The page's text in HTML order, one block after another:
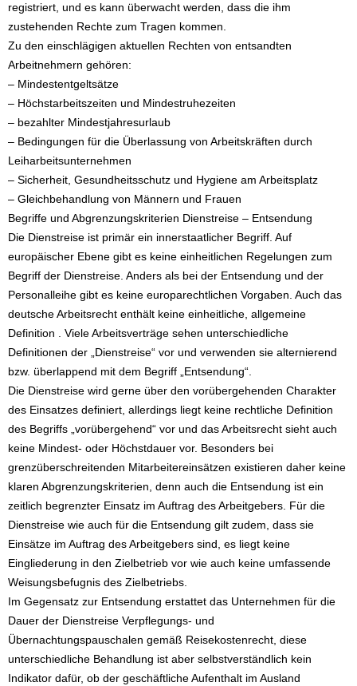
registriert, und es kann überwacht werden, dass die ihm
zustehenden Rechte zum Tragen kommen.
Zu den einschlägigen aktuellen Rechten von entsandten
Arbeitnehmern gehören:
– Mindestentgeltsätze
– Höchstarbeitszeiten und Mindestruhezeiten
– bezahlter Mindestjahresurlaub
– Bedingungen für die Überlassung von Arbeitskräften durch
Leiharbeitsunternehmen
– Sicherheit, Gesundheitsschutz und Hygiene am Arbeitsplatz
– Gleichbehandlung von Männern und Frauen
Begriffe und Abgrenzungskriterien Dienstreise – Entsendung
Die Dienstreise ist primär ein innerstaatlicher Begriff. Auf
europäischer Ebene gibt es keine einheitlichen Regelungen zum
Begriff der Dienstreise. Anders als bei der Entsendung und der
Personalleihe gibt es keine europarechtlichen Vorgaben. Auch das
deutsche Arbeitsrecht enthält keine einheitliche, allgemeine
Definition . Viele Arbeitsverträge sehen unterschiedliche
Definitionen der „Dienstreise“ vor und verwenden sie alternierend
bzw. überlappend mit dem Begriff „Entsendung“.
Die Dienstreise wird gerne über den vorübergehenden Charakter
des Einsatzes definiert, allerdings liegt keine rechtliche Definition
des Begriffs „vorübergehend“ vor und das Arbeitsrecht sieht auch
keine Mindest- oder Höchstdauer vor. Besonders bei
grenzüberschreitenden Mitarbeitereinsätzen existieren daher keine
klaren Abgrenzungskriterien, denn auch die Entsendung ist ein
zeitlich begrenzter Einsatz im Auftrag des Arbeitgebers. Für die
Dienstreise wie auch für die Entsendung gilt zudem, dass sie
Einsätze im Auftrag des Arbeitgebers sind, es liegt keine
Eingliederung in den Zielbetrieb vor wie auch keine umfassende
Weisungsbefugnis des Zielbetriebs.
Im Gegensatz zur Entsendung erstattet das Unternehmen für die
Dauer der Dienstreise Verpflegungs- und
Übernachtungspauschalen gemäß Reisekostenrecht, diese
unterschiedliche Behandlung ist aber selbstverständlich kein
Indikator dafür, ob der geschäftliche Aufenthalt im Ausland